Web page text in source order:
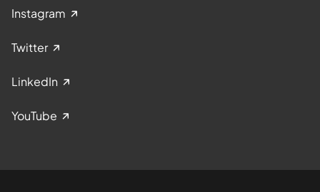
Instagram
Twitter
LinkedIn
YouTube